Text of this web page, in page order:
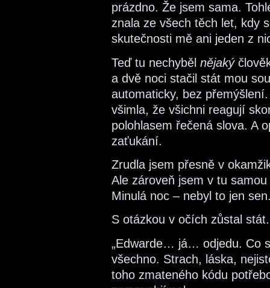
prázdno. Že jsem sama.
znala ze všech těch let, kdy
skutečnosti mě ani jeden z
Teď tu nechyběl nějaký
a dvě noci stačil stát mou
automaticky, bez
všimla, že všichni reagují
polohlasem řečená slova. A
zaťukání.
Zrudla jsem přesně v
Ale zároveň jsem v tu
Minulá noc – nebyl to jen
S otázkou v očích zůstal stát.
„Edwarde… já… odjedu. Co
všechno. Strach, láska,
toho zmateného kódu